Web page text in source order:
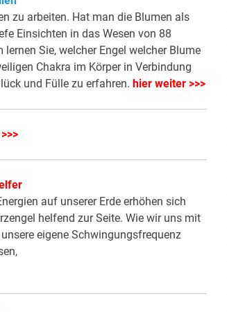
zu arbeiten. Hat man die Blumen als
Einsichten in das Wesen von 88
Sie, welcher Engel welcher Blume
Chakra im Körper in Verbindung
und Fülle zu erfahren. hier weiter >>>
auf unserer Erde erhöhen sich
helfend zur Seite. Wie wir uns mit
eigene Schwingungsfrequenz